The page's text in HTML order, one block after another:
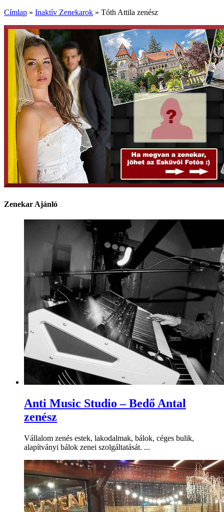
Címlap » Inaktív Zenekarok » Tóth Attila zenész
Zenekar Ajánló
Anti Music Studio – Bedő Antal
zenész
Vállalom zenés estek, lakodalmak, bálok, céges bulik,
alapítványi bálok zenei szolgáltatását. ...